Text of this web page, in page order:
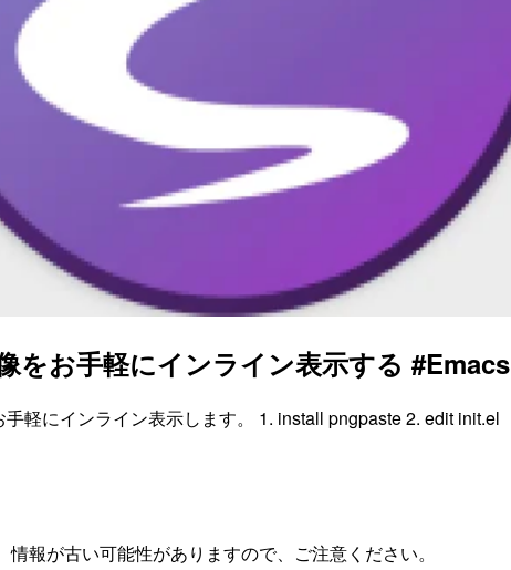
をお手軽にインライン表示する #Emacs
軽にインライン表示します。 1. install pngpaste 2. edit init.el
報が古い可能性がありますので、ご注意ください。